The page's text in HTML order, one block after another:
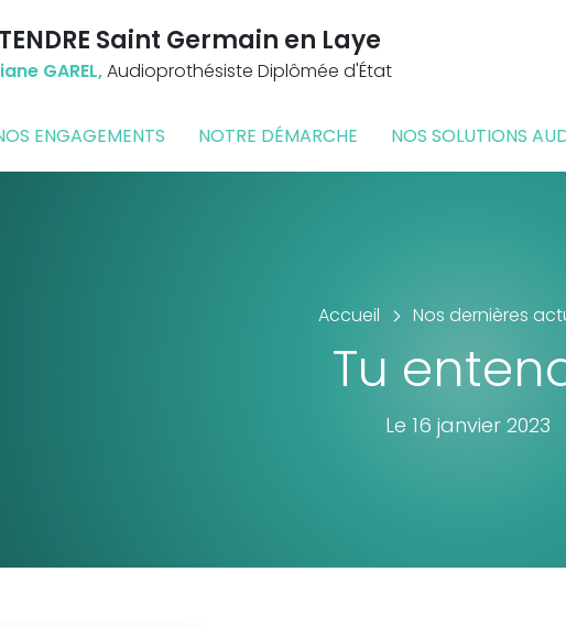
Saint Germain en Laye
GAREL,Audioprothésiste Diplômée d'État
ENGAGEMENTS NOTRE DÉMARCHE NOS SOLUTIONS
Accueil Nos dernières
Tu
Le 16 janvier 2023